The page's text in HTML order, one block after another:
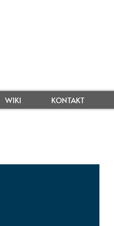
WIKI KONTAKT